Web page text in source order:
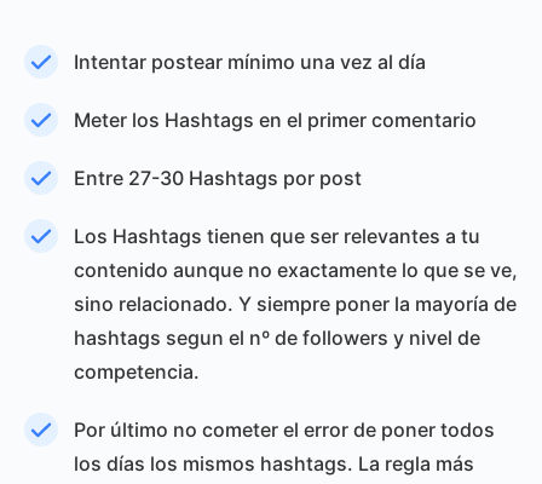
Intentar postear mínimo una vez al día
Meter los Hashtags en el primer comentario
Entre 27-30 Hashtags por post
Los Hashtags tienen que ser relevantes a tu
contenido aunque no exactamente lo que se ve,
sino relacionado. Y siempre poner la mayoría de
hashtags segun el nº de followers y nivel de
competencia.
Por último no cometer el error de poner todos
los días los mismos hashtags. La regla más